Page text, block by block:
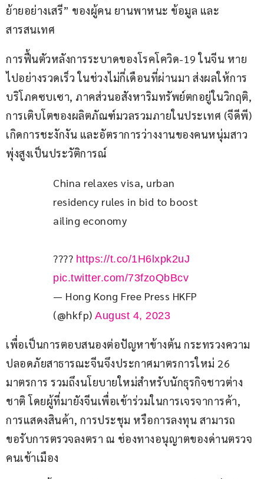
ย้ายอย่างเสรี” ของผู้คน ยานพาหนะ ข้อมูล และ
สารสนเทศ
การฟื้นตัวหลังการระบาดของโรคโควิด-19 ในจีน หาย
ไปอย่างรวดเร็ว ในช่วงไม่กี่เดือนที่ผ่านมา ส่งผลให้การ
บริโภคซบเซา, ภาคส่วนอสังหาริมทรัพย์ตกอยู่ในวิกฤติ,
การเติบโตของผลิตภัณฑ์มวลรวมภายในประเทศ (จีดีพี)
เกิดการชะงักงัน และอัตราการว่างงานของคนหนุ่มสาว
พุ่งสูงเป็นประวัติการณ์
China relaxes visa, urban
residency rules in bid to boost
ailing economy
???? https://t.co/1H6lxpk2uJ
pic.twitter.com/73fzoQbBcv
— Hong Kong Free Press HKFP
(@hkfp) August 4, 2023
เพื่อเป็นการตอบสนองต่อปัญหาข้างต้น กระทรวงความ
ปลอดภัยสาธารณะจีนจึงประกาศมาตรการใหม่ 26
มาตรการ รวมถึงนโยบายใหม่สำหรับนักธุรกิจชาวต่าง
ชาติ โดยผู้ที่มายังจีนเพื่อเข้าร่วมในการเจรจาการค้า,
การแสดงสินค้า, การประชุม หรือการลงทุน สามารถ
ขอรับการตรวจลงตรา ณ ช่องทางอนุญาตของด่านตรวจ
คนเข้าเมือง